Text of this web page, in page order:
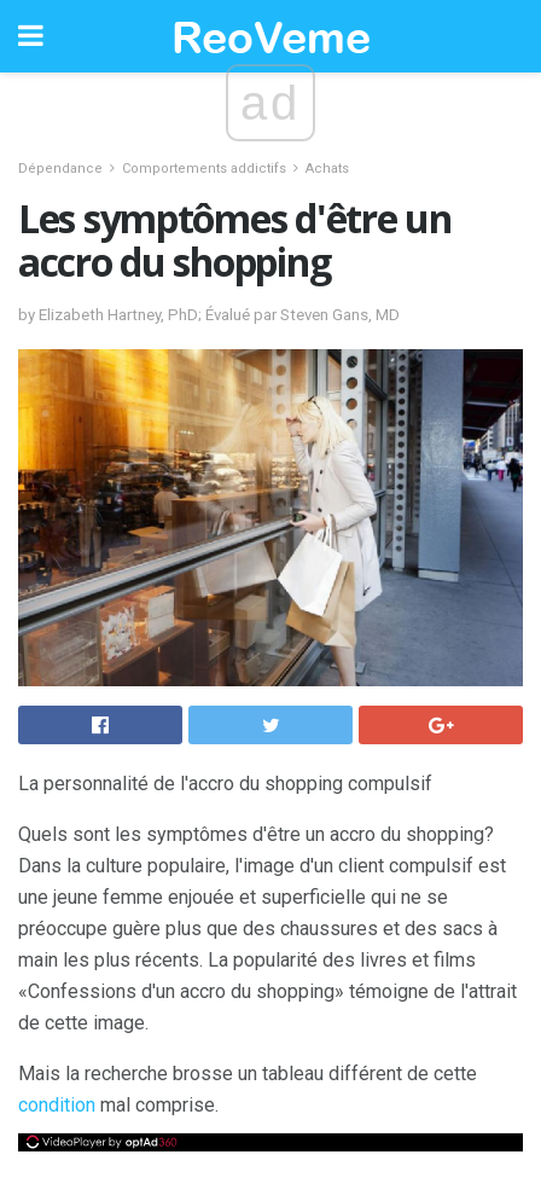
ad
Dépendance Comportements addictifs Achats
Les symptômes d'être un
accro du shopping
by Elizabeth Hartney, PhD; Évalué par Steven Gans, MD
La personnalité de l'accro du shopping compulsif
Quels sont les symptômes d'être un accro du shopping?
Dans la culture populaire, l'image d'un client compulsif est
une jeune femme enjouée et superficielle qui ne se
préoccupe guère plus que des chaussures et des sacs à
main les plus récents. La popularité des livres et films
«Confessions d'un accro du shopping» témoigne de l'attrait
de cette image.
Mais la recherche brosse un tableau différent de cette
condition mal comprise.